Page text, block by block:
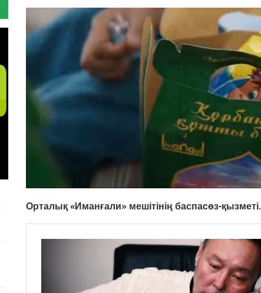
Орталық «Иманғали» мешітінің баспасөз-қызметі.